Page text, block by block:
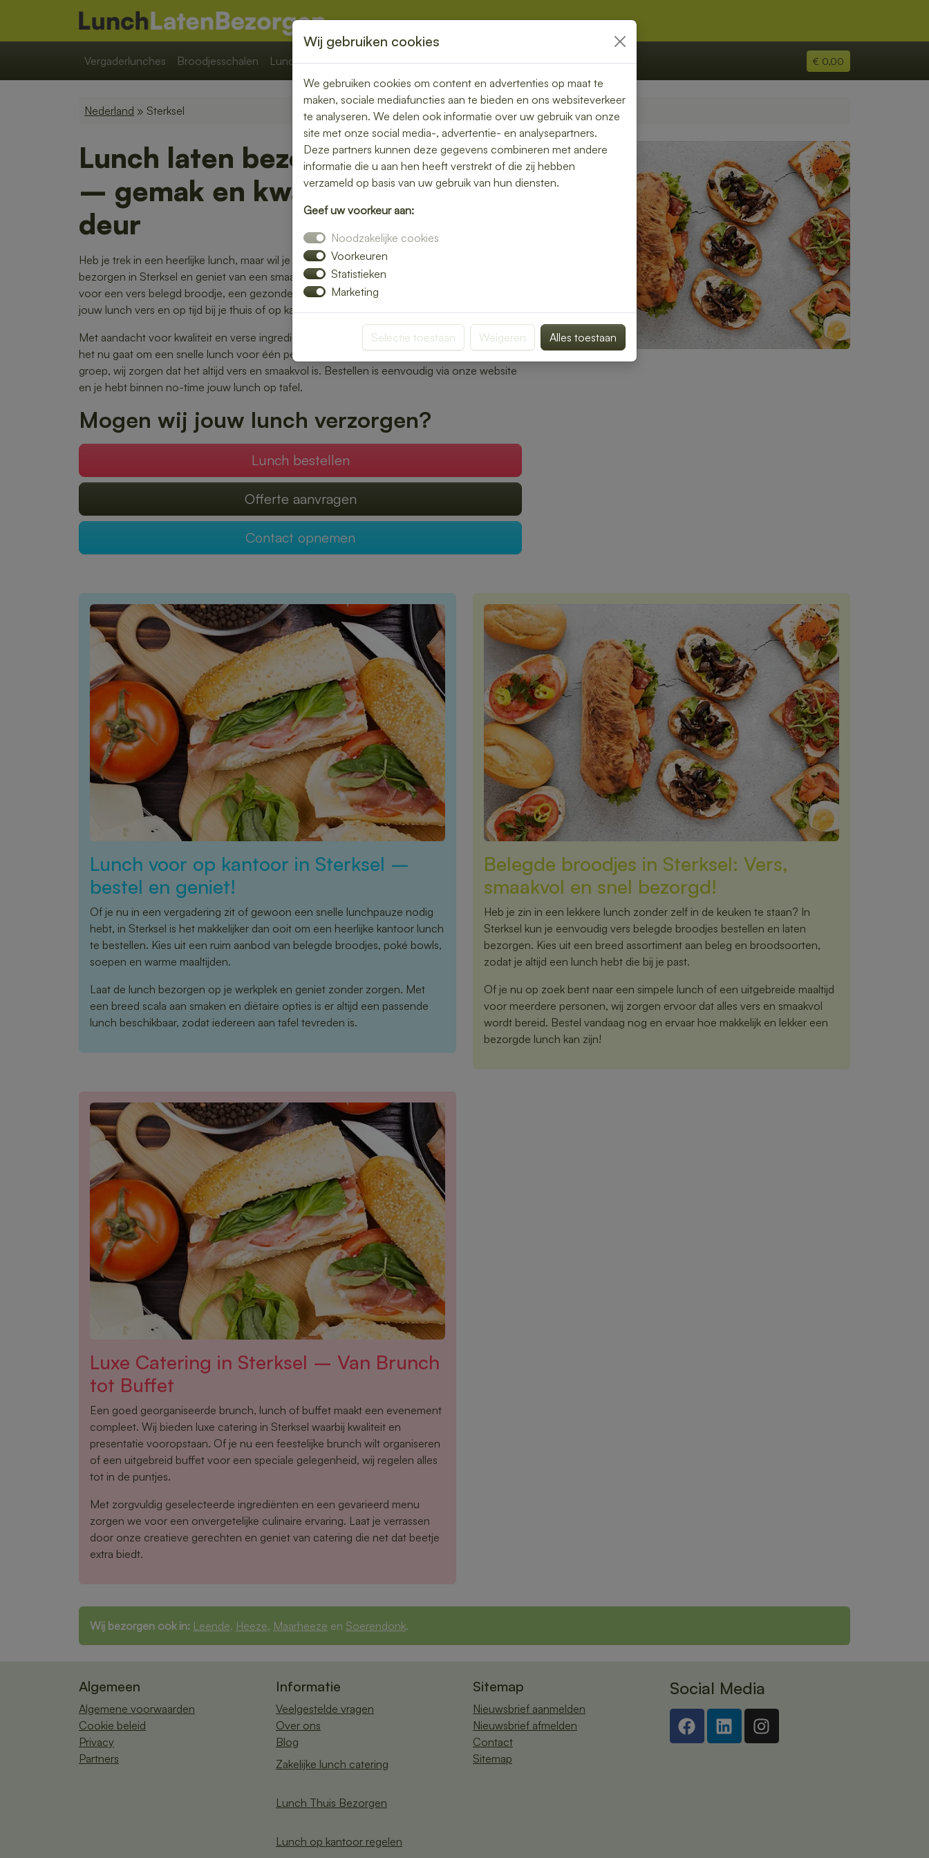
Vergaderlunches Broodjesschalen Lunchpakketten Overige € 0,00
Nederland » Sterksel
Lunch laten bezorgen in Sterksel
– gemak en kwaliteit aan je
deur
Heb je trek in een heerlijke lunch, maar wil je liever niet zelf de keuken in? Laat je lunch
bezorgen in Sterksel en geniet van een smaakvolle maaltijd zonder moeite. Of je nu kiest
voor een vers belegd broodje, een gezonde salade of een warme maaltijd – wij brengen
jouw lunch vers en op tijd bij je thuis of op kantoor.
Met aandacht voor kwaliteit en verse ingrediënten bereiden wij elke bestelling met zorg. Of
het nu gaat om een snelle lunch voor één persoon of een uitgebreide lunch voor een
groep, wij zorgen dat het altijd vers en smaakvol is. Bestellen is eenvoudig via onze website
en je hebt binnen no-time jouw lunch op tafel.
Mogen wij jouw lunch verzorgen?
Lunch bestellen
Offerte aanvragen
Contact opnemen
Lunch voor op kantoor in Sterksel –
bestel en geniet!
Of je nu in een vergadering zit of gewoon een snelle lunchpauze nodig
hebt, in Sterksel is het makkelijker dan ooit om een heerlijke kantoor lunch
te bestellen. Kies uit een ruim aanbod van belegde broodjes, poké bowls,
soepen en warme maaltijden.
Laat de lunch bezorgen op je werkplek en geniet zonder zorgen. Met
een breed scala aan smaken en diëtaire opties is er altijd een passende
lunch beschikbaar, zodat iedereen aan tafel tevreden is.
Belegde broodjes in Sterksel: Vers,
smaakvol en snel bezorgd!
Heb je zin in een lekkere lunch zonder zelf in de keuken te staan? In
Sterksel kun je eenvoudig vers belegde broodjes bestellen en laten
bezorgen. Kies uit een breed assortiment aan beleg en broodsoorten,
zodat je altijd een lunch hebt die bij je past.
Of je nu op zoek bent naar een simpele lunch of een uitgebreide maaltijd
voor meerdere personen, wij zorgen ervoor dat alles vers en smaakvol
wordt bereid. Bestel vandaag nog en ervaar hoe makkelijk en lekker een
bezorgde lunch kan zijn!
Luxe Catering in Sterksel – Van Brunch
tot Buffet
Een goed georganiseerde brunch, lunch of buffet maakt een evenement
compleet. Wij bieden luxe catering in Sterksel waarbij kwaliteit en
presentatie vooropstaan. Of je nu een feestelijke brunch wilt organiseren
of een uitgebreid buffet voor een speciale gelegenheid, wij regelen alles
tot in de puntjes.
Met zorgvuldig geselecteerde ingrediënten en een gevarieerd menu
zorgen we voor een onvergetelijke culinaire ervaring. Laat je verrassen
door onze creatieve gerechten en geniet van catering die net dat beetje
extra biedt.
Wij bezorgen ook in: Leende, Heeze, Maarheeze en Soerendonk.
Algemeen
Algemene voorwaarden
Cookie beleid
Privacy
Partners
Informatie
Veelgestelde vragen
Over ons
Blog
Zakelijke lunch catering
Lunch Thuis Bezorgen
Lunch op kantoor regelen
Sitemap
Nieuwsbrief aanmelden
Nieuwsbrief afmelden
Contact
Sitemap
Social Media
Wij gebruiken cookies
We gebruiken cookies om content en advertenties op maat te
maken, sociale mediafuncties aan te bieden en ons websiteverkeer
te analyseren. We delen ook informatie over uw gebruik van onze
site met onze social media-, advertentie- en analysepartners.
Deze partners kunnen deze gegevens combineren met andere
informatie die u aan hen heeft verstrekt of die zij hebben
verzameld op basis van uw gebruik van hun diensten.
Geef uw voorkeur aan:
Noodzakelijke cookies
Voorkeuren
Statistieken
Marketing
Selectie toestaan Weigeren Alles toestaan